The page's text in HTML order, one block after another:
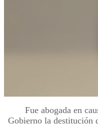
Fue abogada en
Gobierno la destitución